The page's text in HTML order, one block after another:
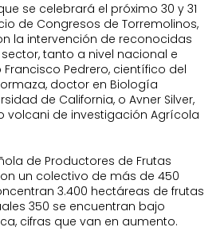
se celebrará el próximo 30 y 31
de Congresos de Torremolinos,
la intervención de reconocidas
tanto a nivel nacional e
Pedrero, científico del
doctor en Biología
de California, o Avner Silver,
volcani de investigación Agrícola
de Productores de Frutas
un colectivo de más de 450
3.400 hectáreas de frutas
350 se encuentran bajo
cifras que van en aumento.